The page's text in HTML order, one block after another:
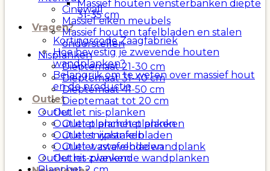
Massief houten vensterbanken diepte
31-35 cm
Vragen?
Kortingscode Zaagfabriek
Hoe bevestig je zwevende houten
wandplanken?
Belangrijk om te weten over massief hout
en de productie
Outlet
Outlet nis-planken
Outlet planchet planken
Outlet snijplanken
Outlet wastafelbladen
Outlet zwevende wandplanken
Cinewall
Massief eiken meubels
Massief houten tafelbladen en stalen
onderstellen
Nisplanken
Dieptemaat 21-30 cm
Dieptemaat 31-40 cm
Dieptemaat 41-50 cm
Dieptemaat tot 20 cm
Outlet
Outlet planchet planken
Outlet wastafelbladen
Outlet zwevende wandplank
Outlet nis-planken